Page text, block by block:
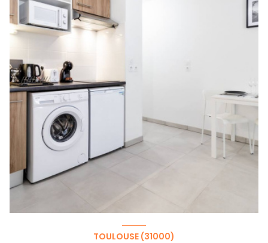
TOULOUSE (31000)